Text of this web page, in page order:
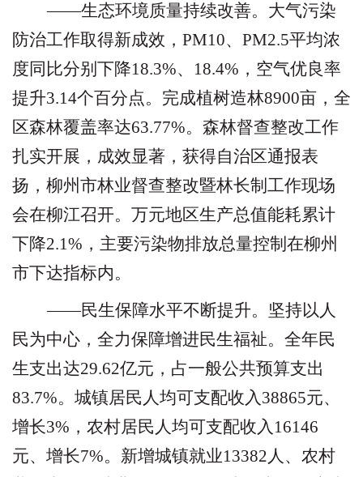
——生态环境质量持续改善。 大气污染
防治工作取得新成效， PM10、 PM2.5平均浓
度同比分别下降18.3%、 18.4% ，空气优良率
提升3.14个百分点。完成植树造林8900亩，全
区森林覆盖率达63.77%。森林督查整改工作
扎实开展，成效显著，获得自治区通报表
扬，柳州市林业督查整改暨林长制工作现场
会在柳江召开。万元地区生产总值能耗累计
下降2.1% ，主要污染物排放总量控制在柳州
市下达指标内。
——民生保障水平不断提升。 坚持以人
民为中心，全力保障增进民生福祉。全年民
生支出达29.62亿元，占一般公共预算支出
83.7%。城镇居民人均可支配收入38865元、
增长3% ，农村居民人均可支配收入 16146
元、增长7%。新增城镇就业13382人、农村